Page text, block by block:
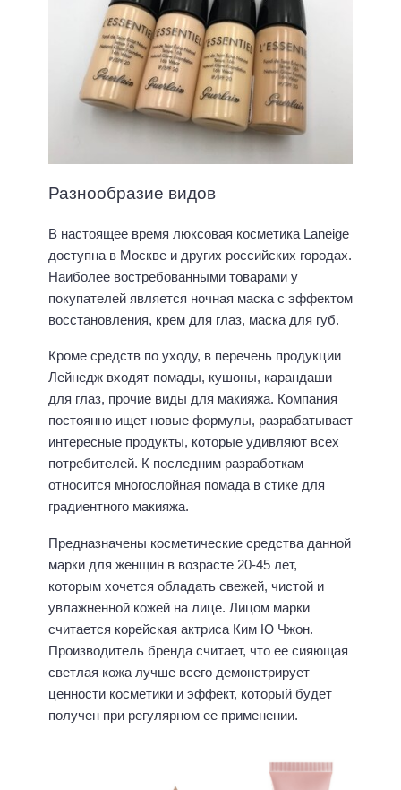
Разнообразие видов
В настоящее время люксовая косметика Laneige
доступна в Москве и других российских городах.
Наиболее востребованными товарами у
покупателей является ночная маска с эффектом
восстановления, крем для глаз, маска для губ.
Кроме средств по уходу, в перечень продукции
Лейнедж входят помады, кушоны, карандаши
для глаз, прочие виды для макияжа. Компания
постоянно ищет новые формулы, разрабатывает
интересные продукты, которые удивляют всех
потребителей. К последним разработкам
относится многослойная помада в стике для
градиентного макияжа.
Предназначены косметические средства данной
марки для женщин в возрасте 20-45 лет,
которым хочется обладать свежей, чистой и
увлажненной кожей на лице. Лицом марки
считается корейская актриса Ким Ю Чжон.
Производитель бренда считает, что ее сияющая
светлая кожа лучше всего демонстрирует
ценности косметики и эффект, который будет
получен при регулярном ее применении.